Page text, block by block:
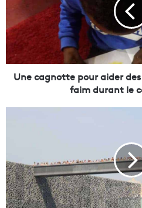
g
n
t
i
d
e
r
Une cagnotte pour aider
faim durant le
a
n
t
l